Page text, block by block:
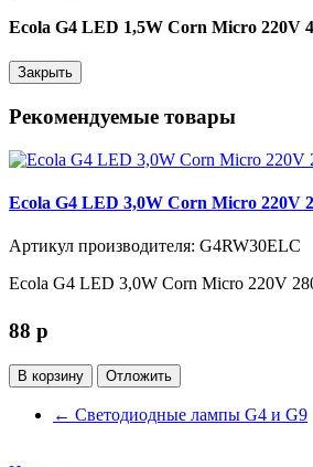
Ecola G4 LED 1,5W Corn Micro 220V
Закрыть
Рекомендуемые товары
Ecola G4 LED 3,0W Corn Micro 220V
Артикул производителя: G4RW30ELC
Ecola G4 LED 3,0W Corn Micro 220V
88 p
В корзину Отложить
← Светодиодные лампы G4 и G9